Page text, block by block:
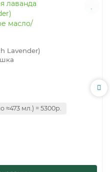
Lavender)
≈473 мл.) = 5300р.